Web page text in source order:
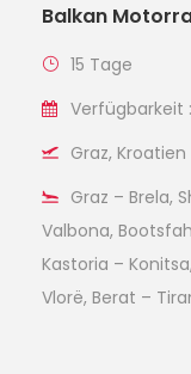
Balkan
15 Tage
Verfügbarkeit
Graz,
Graz – Brela,
Valbona,
Kastoria –
Vlorë, Berat –